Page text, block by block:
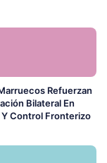
Refuerzan
Bilateral En
Control Fronterizo